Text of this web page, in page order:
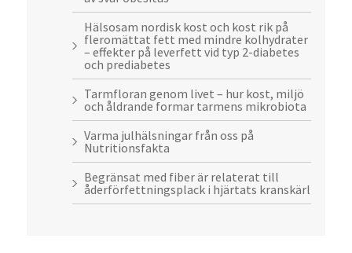
Hälsosam nordisk kost och kost rik på
fleromättat fett med mindre kolhydrater
– effekter på leverfett vid typ 2-diabetes
och prediabetes
Tarmfloran genom livet – hur kost, miljö
och åldrande formar tarmens mikrobiota
Varma julhälsningar från oss på
Nutritionsfakta
Begränsat med fiber är relaterat till
åderförfettningsplack i hjärtats kranskärl